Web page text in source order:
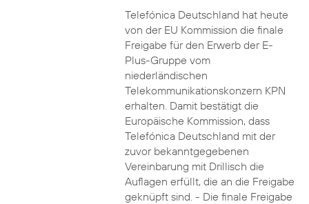
Telefónica Deutschland hat heute
von der EU Kommission die finale
Freigabe für den Erwerb der E-
Plus-Gruppe vom
niederländischen
Telekommunikationskonzern KPN
erhalten. Damit bestätigt die
Europäische Kommission, dass
Telefónica Deutschland mit der
zuvor bekanntgegebenen
Vereinbarung mit Drillisch die
Auflagen erfüllt, die an die Freigabe
geknüpft sind. - Die finale Freigabe